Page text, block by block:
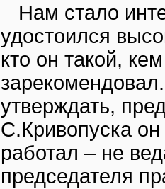
Нам стало
удостоился
кто он такой,
утверждать,
С.Кривопуска он
работал – не
председателя